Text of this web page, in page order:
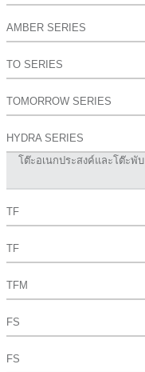
AMBER SERIES
TO SERIES
TOMORROW SERIES
HYDRA SERIES
โต๊ะอเนกประสงค์และโต๊ะพับ
TF
TF
TFM
FS
FS